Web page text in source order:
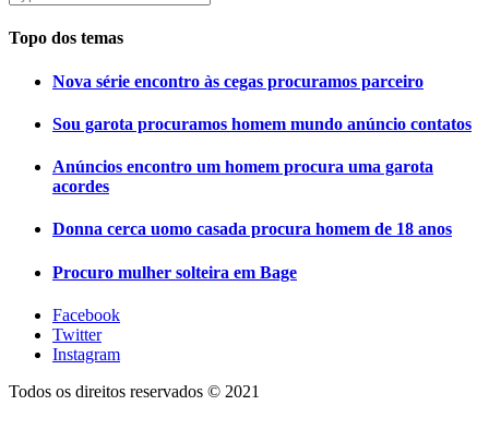
Topo dos temas
Nova série encontro às cegas procuramos parceiro
Sou garota procuramos homem mundo anúncio contatos
Anúncios encontro um homem procura uma garota
acordes
Donna cerca uomo casada procura homem de 18 anos
Procuro mulher solteira em Bage
Facebook
Twitter
Instagram
Todos os direitos reservados © 2021